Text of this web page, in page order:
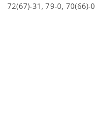
72(67)-31, 79-0, 70(66)-0